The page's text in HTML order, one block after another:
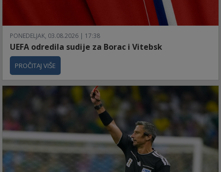
PONEDELJAK, 03.08.2026 | 17:38
UEFA odredila sudije za Borac i Vitebsk
PROČITAJ VIŠE